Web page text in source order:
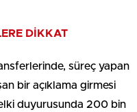
DİKKAT
süreç yapan
bir açıklama girmesi
duyurusunda 200 bin